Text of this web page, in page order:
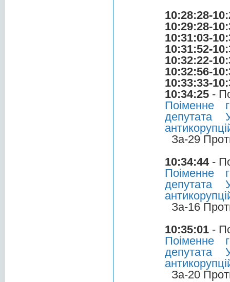
10:28:28-
10:29:28-
10:31:03-
10:31:52-
10:32:22-
10:32:56-
10:33:33-
10:34:25 -
Поіменне
За-29
10:34:44-
Поіменне
За-16
10:35:01 -
Поіменне
За-20